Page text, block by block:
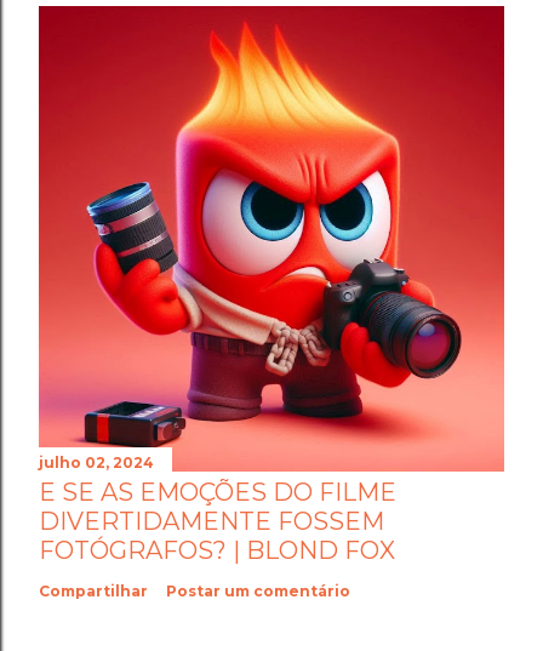
julho 02, 2024
E SE AS EMOÇÕES DO FILME
DIVERTIDAMENTE FOSSEM
FOTÓGRAFOS? | BLOND FOX
Compartilhar Postar um comentário